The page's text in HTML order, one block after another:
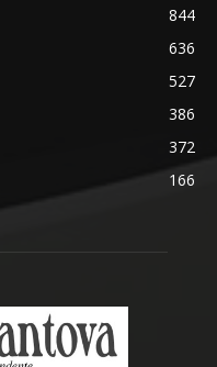
844
636
527
386
372
166